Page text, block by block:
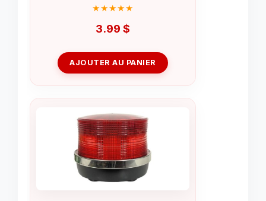
3.99 $
AJOUTER AU PANIER